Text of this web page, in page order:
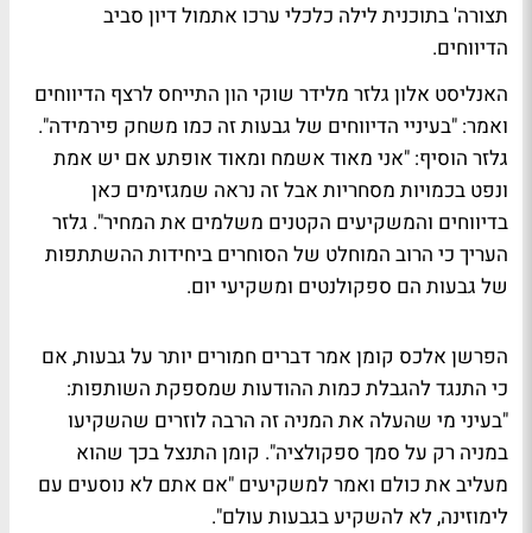
תצורה' בתוכנית לילה כלכלי ערכו אתמול דיון סביב
הדיווחים.
האנליסט אלון גלזר מלידר שוקי הון התייחס לרצף הדיווחים
ואמר: "בעיניי הדיווחים של גבעות זה כמו משחק פירמידה".
גלזר הוסיף: "אני מאוד אשמח ומאוד אופתע אם יש אמת
ונפט בכמויות מסחריות אבל זה נראה שמגזימים כאן
בדיווחים והמשקיעים הקטנים משלמים את המחיר". גלזר
העריך כי הרוב המוחלט של הסוחרים ביחידות ההשתתפות
של גבעות הם ספקולנטים ומשקיעי יום.
הפרשן אלכס קומן אמר דברים חמורים יותר על גבעות, אם
כי התנגד להגבלת כמות ההודעות שמספקת השותפות:
"בעיני מי שהעלה את המניה זה הרבה לוזרים שהשקיעו
במניה רק על סמך ספקולציה". קומן התנצל בכך שהוא
מעליב את כולם ואמר למשקיעים "אם אתם לא נוסעים עם
לימוזינה, לא להשקיע בגבעות עולם".